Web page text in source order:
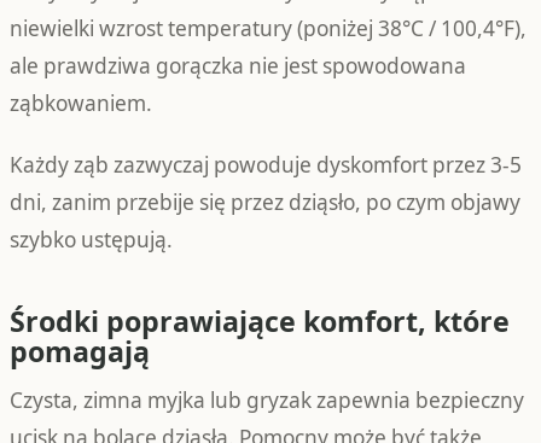
niewielki wzrost temperatury (poniżej 38°C / 100,4°F),
ale prawdziwa gorączka nie jest spowodowana
ząbkowaniem.
Każdy ząb zazwyczaj powoduje dyskomfort przez 3-5
dni, zanim przebije się przez dziąsło, po czym objawy
szybko ustępują.
Środki poprawiające komfort, które
pomagają
Czysta, zimna myjka lub gryzak zapewnia bezpieczny